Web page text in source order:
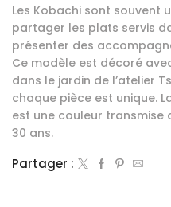
Les Kobachi sont souvent
partager les plats servis
présenter des
Ce modèle est décoré
dans le jardin de l’atelier
chaque pièce est unique.
est une couleur transmise
30 ans.
Partager :